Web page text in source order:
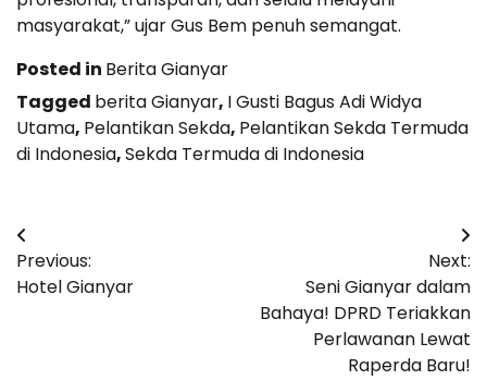
masyarakat,” ujar Gus Bem penuh semangat.
Posted in Berita Gianyar
Tagged berita Gianyar, I Gusti Bagus Adi Widya
Utama, Pelantikan Sekda, Pelantikan Sekda Termuda
di Indonesia,Sekda Termuda di Indonesia
Post
navigation
Previous:
Hotel Gianyar
Next:
Seni Gianyar dalam
Bahaya! DPRD Teriakkan
Perlawanan Lewat
Raperda Baru!